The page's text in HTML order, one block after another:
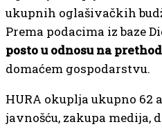
ukupnih oglašivačkih
Prema podacima iz baze
posto u odnosu na
domaćem gospodarstvu.
HURA okuplja ukupno 62
javnošću, zakupa